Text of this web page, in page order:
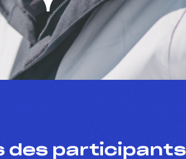
des participants